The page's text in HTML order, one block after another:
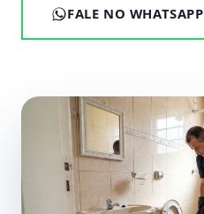
FALE NO WHATSAPP